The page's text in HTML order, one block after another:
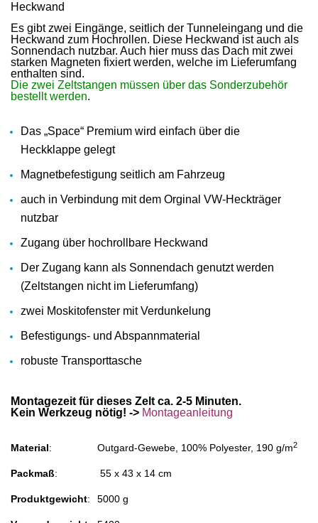
Heckwand
Es gibt zwei Eingänge, seitlich der Tunneleingang und die
Heckwand zum Hochrollen. Diese Heckwand ist auch als
Sonnendach nutzbar. Auch hier muss das Dach mit zwei
starken Magneten fixiert werden, welche im Lieferumfang
enthalten sind.
Die zwei Zeltstangen müssen über das Sonderzubehör
bestellt werden.
Das „Space“ Premium wird einfach über die
Heckklappe gelegt
Magnetbefestigung seitlich am Fahrzeug
auch in Verbindung mit dem Orginal VW-Heckträger
nutzbar
Zugang über hochrollbare Heckwand
Der Zugang kann als Sonnendach genutzt werden
(Zeltstangen nicht im Lieferumfang)
zwei Moskitofenster mit Verdunkelung
Befestigungs- und Abspannmaterial
robuste Transporttasche
Montagezeit für dieses Zelt ca. 2-5 Minuten.
Kein Werkzeug nötig! -> Montageanleitung
Material: Outgard-Gewebe, 100% Polyester, 190 g/m2
Packmaß: 55 x 43 x 14 cm
Produktgewicht: 5000 g